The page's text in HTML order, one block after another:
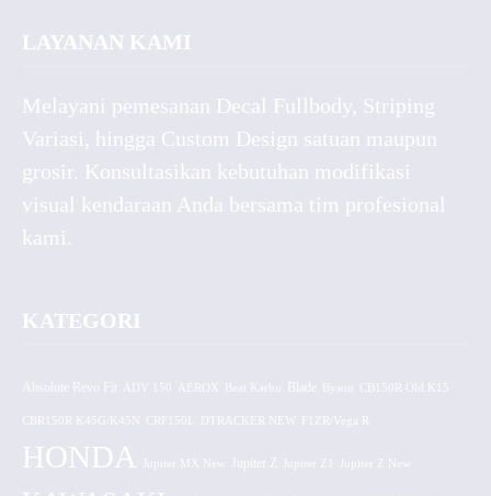
LAYANAN KAMI
Melayani pemesanan Decal Fullbody, Striping
Variasi, hingga Custom Design satuan maupun
grosir. Konsultasikan kebutuhan modifikasi
visual kendaraan Anda bersama tim profesional
kami.
KATEGORI
Absolute Revo Fit ADV 150 AEROX CB150R Old K15
CBR150R K45G/K45N CRF150L DTRACKER NEW F1ZR/Vega R
HONDA Jupiter MX New Jupiter Z